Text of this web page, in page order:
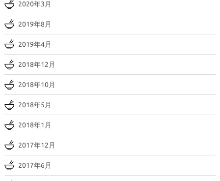
2020年3月
2019年8月
2019年4月
2018年12月
2018年10月
2018年5月
2018年1月
2017年12月
2017年6月